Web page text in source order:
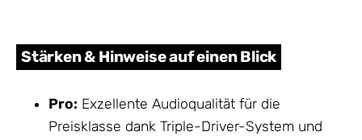
Stärken & Hinweise auf einen Blick
Pro: Exzellente Audioqualität für die
Preisklasse dank Triple-Driver-System und